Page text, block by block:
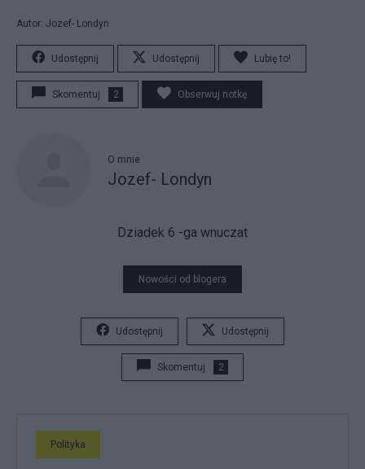
Autor: Jozef- Londyn
Udostępnij Udostępnij Lubię to!
Skomentuj 2 Obserwuj notkę
O mnie
Jozef- Londyn
Dziadek 6 -ga wnuczat
Nowości od blogera
Udostępnij Udostępnij
Skomentuj 2
Polityka